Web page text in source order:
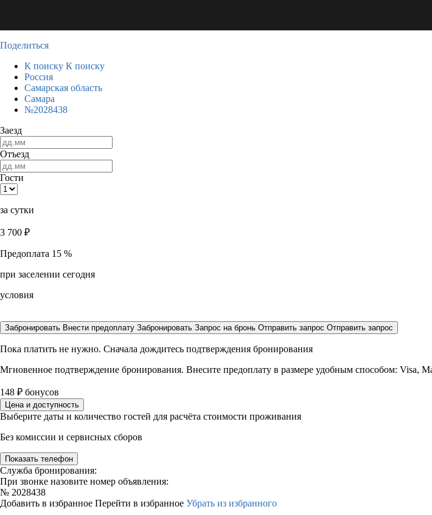
Поделиться
К поиску К поиску
Россия
Самарская область
Самара
№2028438
Заезд
Отъезд
Гости
за сутки
3 700 ₽
Предоплата 15 %
при заселении сегодня
условия
Забронировать Внести предоплату Забронировать Запрос на бронь Отправить запрос Отправить запрос
Пока платить не нужно. Сначала дождитесь подтверждения бронирования
Мгновенное подтверждение бронирования. Внесите предоплату в размере удобным способом: Visa,
148 ₽ бонусов
Цена и доступность
Выберите даты и количество гостей для расчёта стоимости проживания
Без комиссии и сервисных сборов
Показать телефон
Служба бронирования:
При звонке назовите номер объявления:
№ 2028438
Добавить в избранное Перейти в избранное Убрать из избранного